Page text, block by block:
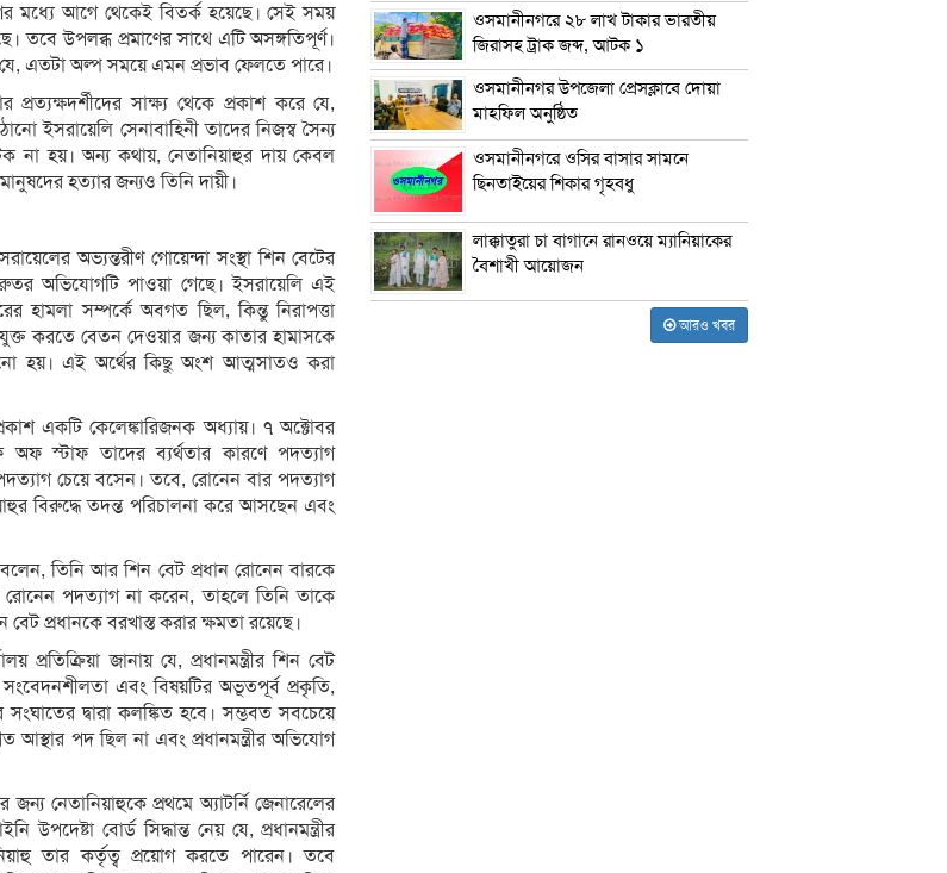
মধ্যে আগে থেকেই বিতর্ক হয়েছে। সেই সময়
তবে উপলব্ধ প্রমাণের সাথে এটি অসঙ্গতিপূর্ণ।
এতটা অল্প সময়ে এমন প্রভাব ফেলতে পারে।
সাক্ষ্য থেকে প্রকাশ করে যে,
ইসরায়েলি সেনাবাহিনী তাদের নিজস্ব সৈন্য
না হয়। অন্য কথায়, নেতানিয়াহুর দায় কেবল
হত্যার জন্যও তিনি দায়ী।
অভ্যন্তরীণ গোয়েন্দা সংস্থা শিন বেটের
অভিযোগটি পাওয়া গেছে। ইসরায়েলি এই
হামলা সম্পর্কে অবগত ছিল, কিন্তু নিরাপত্তা
করতে বেতন দেওয়ার জন্য কাতার হামাসকে
হয়। এই অর্থের কিছু অংশ আত্মসাতও করা
একটি কেলেঙ্কারিজনক অধ্যায়। ৭ অক্টোবর
অফ স্টাফ তাদের ব্যর্থতার কারণে পদত্যাগ
চেয়ে বসেন। তবে, রোনেন বার পদত্যাগ
বিরুদ্ধে তদন্ত পরিচালনা করে আসছেন এবং
তিনি আর শিন বেট প্রধান রোনেন বারকে
পদত্যাগ না করেন, তাহলে তিনি তাকে
প্রধানকে বরখাস্ত করার ক্ষমতা রয়েছে।
প্রতিক্রিয়া জানায় যে, প্রধানমন্ত্রীর শিন বেট
সংবেদনশীলতা এবং বিষয়টির অভূতপূর্ব প্রকৃতি,
দ্বারা কলঙ্কিত হবে। সম্ভবত সবচেয়ে
আস্থার পদ ছিল না এবং প্রধানমন্ত্রীর অভিযোগ
নেতানিয়াহুকে প্রথমে অ্যাটর্নি জেনারেলের
বোর্ড সিদ্ধান্ত নেয় যে, প্রধানমন্ত্রীর
তার কর্তৃত্ব প্রয়োগ করতে পারেন। তবে
ওসমানীনগরে ২৮ লাখ টাকার ভারতীয়
জিরাসহ ট্রাক জব্দ, আটক ১
ওসমানীনগর উপজেলা প্রেসক্লাবে দোয়া
মাহফিল অনুষ্ঠিত
ওসমানীনগরে ওসির বাসার সামনে
ছিনতাইয়ের শিকার গৃহবধু
লাক্কাতুরা চা বাগানে রানওয়ে ম্যানিয়াকের
বৈশাখী আয়োজন
আরও খবর